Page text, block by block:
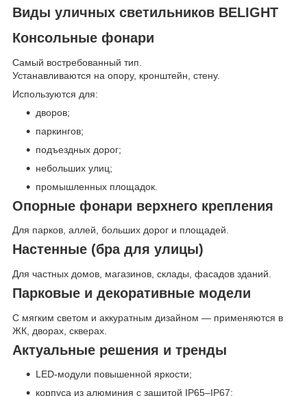
Виды уличных светильников BELIGHT
Консольные фонари
Самый востребованный тип.
Устанавливаются на опору, кронштейн, стену.
Используются для:
дворов;
паркингов;
подъездных дорог;
небольших улиц;
промышленных площадок.
Опорные фонари верхнего крепления
Для парков, аллей, больших дорог и площадей.
Настенные (бра для улицы)
Для частных домов, магазинов, склады, фасадов зданий.
Парковые и декоративные модели
С мягким светом и аккуратным дизайном — применяются в
ЖК, дворах, скверах.
Актуальные решения и тренды
LED-модули повышенной яркости;
корпуса из алюминия с защитой IP65–IP67;